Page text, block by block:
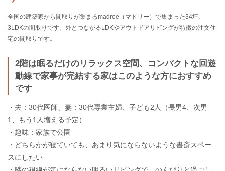
全国の建築家から間取りが集まるmadree（マドリー）で集まった34坪、
3LDKの間取りです。外とつながるLDKやアウトドアリビングが特徴の注文住
宅の間取りです。
2階は眠るだけのリラックス空間、コンパクトな回遊
動線で家事が完結する家はこのような方におすすめ
です
・夫：30代医師、妻：30代専業主婦、子ども2人（長男4、次男
1、もう1人増える予定）
・趣味：家族で公園
・どちらかが寝ていても、あまり気にならないような書斎スペー
スにしたい